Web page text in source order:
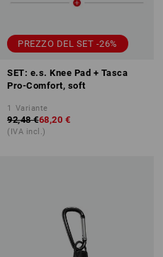
PREZZO DEL SET -26%
SET: e.s. Knee Pad + Tasca
Pro-Comfort, soft
1 Variante
92,48 €68,20 €
(IVA incl.)